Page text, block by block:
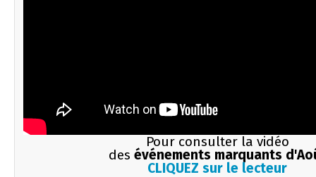
Pour consulter la vidéo
des événements marquants
CLIQUEZ sur le lecteur